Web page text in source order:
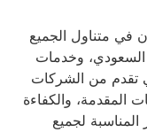
في متناول الجميع
السعودي، وخدمات
تقدم من الشركات
المقدمة، والكفاءة
لجميع